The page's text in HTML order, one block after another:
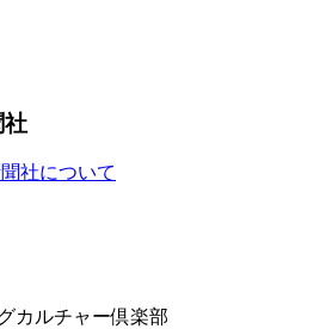
社
社について
カルチャー倶楽部